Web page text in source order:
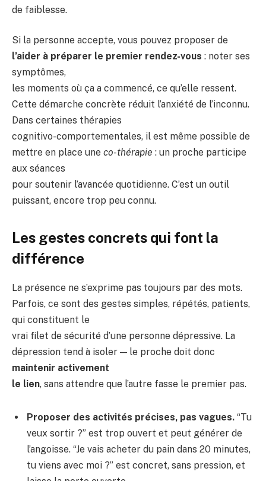
de faiblesse.
Si la personne accepte, vous pouvez proposer de
l’aider à préparer le premier rendez-vous : noter ses
symptômes,
les moments où ça a commencé, ce qu’elle ressent.
Cette démarche concrète réduit l’anxiété de l’inconnu.
Dans certaines thérapies
cognitivo-comportementales, il est même possible de
mettre en place une co-thérapie : un proche participe
aux séances
pour soutenir l’avancée quotidienne. C’est un outil
puissant, encore trop peu connu.
Les gestes concrets qui font la
différence
La présence ne s’exprime pas toujours par des mots.
Parfois, ce sont des gestes simples, répétés, patients,
qui constituent le
vrai filet de sécurité d’une personne dépressive. La
dépression tend à isoler — le proche doit donc
maintenir activement
le lien, sans attendre que l’autre fasse le premier pas.
Proposer des activités précises, pas vagues. “Tu
veux sortir ?” est trop ouvert et peut générer de
l’angoisse. “Je vais acheter du pain dans 20 minutes,
tu viens avec moi ?” est concret, sans pression, et